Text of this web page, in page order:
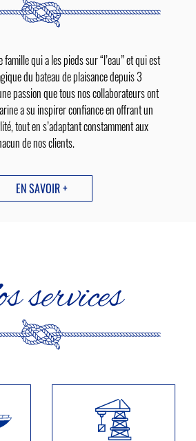
qui a les pieds sur “l’eau” et qui est
du bateau de plaisance depuis 3
passion que tous nos collaborateurs ont
a su inspirer confiance en offrant un
tout en s’adaptant constamment aux
de nos clients.
EN SAVOIR +
services